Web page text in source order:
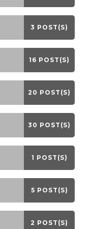
3 POST(S)
16 POST(S)
20 POST(S)
30 POST(S)
1 POST(S)
5 POST(S)
2 POST(S)